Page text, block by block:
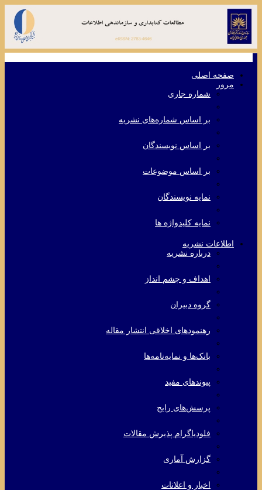
صفحه اصلی
مرور
شماره جاری
بر اساس شماره‌های نشریه
بر اساس نویسندگان
بر اساس موضوعات
نمایه نویسندگان
نمایه کلیدواژه ها
اطلاعات نشریه
درباره نشریه
اهداف و چشم انداز
گروه دبیران
رهنمودهای اخلاقی انتشار مقاله
بانک‌ها و نمایه‌‌نامه‌ها
پیوندهای مفید
پرسش‌های رایج
فلودیاگرام پذیرش مقالات
گزارش آماری
اخبار و اعلانات